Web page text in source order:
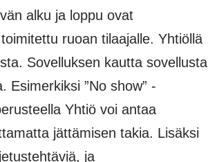
alku ja loppu ovat
ruoan tilaajalle. Yhtiöllä
Sovelluksen kautta sovellusta
Esimerkiksi ”No show” -
Yhtiö voi antaa
jättämisen takia. Lisäksi
ja